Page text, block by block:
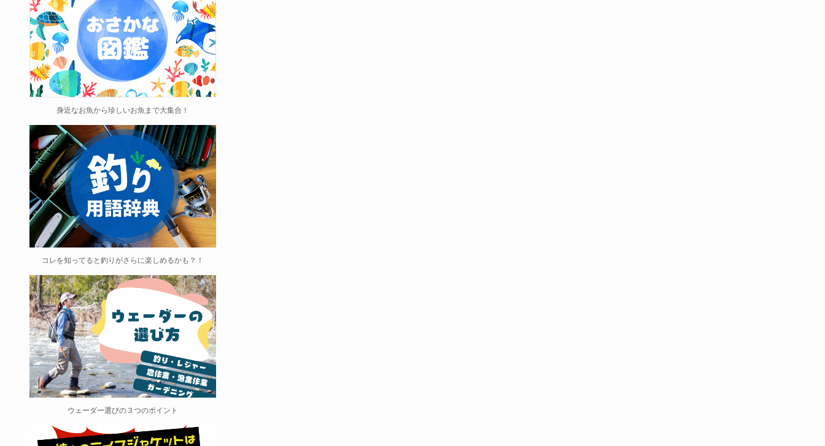
身近なお魚から珍しいお魚まで大集合！
コレを知ってると釣りがさらに楽しめるかも？！
ウェーダー選びの３つのポイント